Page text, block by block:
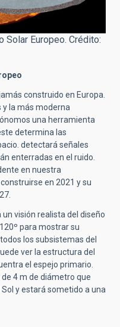
Europeo. Crédito:
construido en Europa.
y la más moderna
una herramienta
determina las
detectará señales
enterradas en el ruido.
en nuestra
en 2021 y su
visión realista del diseño
para mostrar su
los subsistemas del
ver la estructura del
el espejo primario.
4 m de diámetro que
y estará sometido a una